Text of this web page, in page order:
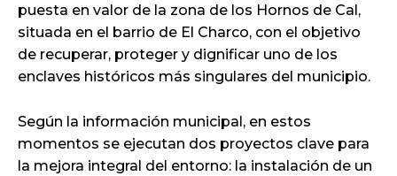
puesta en valor de la zona de los Hornos de Cal,
situada en el barrio de El Charco, con el objetivo
de recuperar, proteger y dignificar uno de los
enclaves históricos más singulares del municipio.
Según la información municipal, en estos
momentos se ejecutan dos proyectos clave para
la mejora integral del entorno: la instalación de un